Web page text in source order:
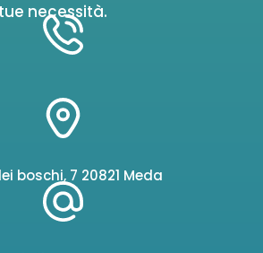
necessità.
boschi, 7 20821 Meda